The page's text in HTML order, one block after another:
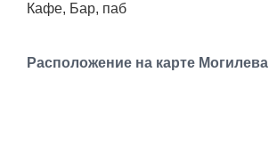
Еще
Кафе, Бар, паб
Расположение на карте Могилева